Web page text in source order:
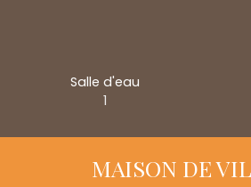
Salle d'eau
1
MAISON DE